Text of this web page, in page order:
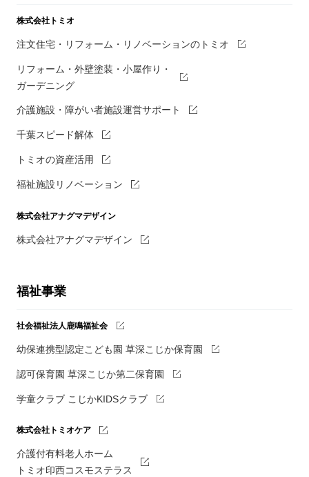
株式会社トミオ
注文住宅・リフォーム・リノベーションのトミオ
リフォーム・外壁塗装・小屋作り・
ガーデニング
介護施設・障がい者施設運営サポート
千葉スピード解体
トミオの資産活用
福祉施設リノベーション
株式会社アナグマデザイン
株式会社アナグマデザイン
福祉事業
社会福祉法人鹿鳴福祉会
幼保連携型認定こども園 草深こじか保育園
認可保育園 草深こじか第二保育園
学童クラブ こじかKIDSクラブ
株式会社トミオケア
介護付有料老人ホーム
トミオ印西コスモステラス